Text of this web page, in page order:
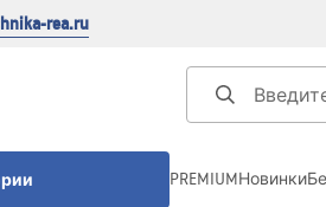
rea.ru
PREMIUMНовинки